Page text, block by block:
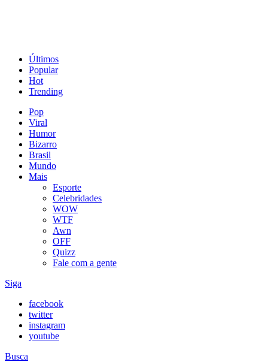
Últimos
Popular
Hot
Trending
Pop
Viral
Humor
Bizarro
Brasil
Mundo
Mais
Esporte
Celebridades
WOW
WTF
Awn
OFF
Quizz
Fale com a gente
Siga
facebook
twitter
instagram
youtube
Busca